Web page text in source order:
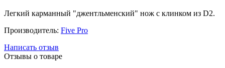
Легкий карманный "джентльменский" нож с клинком из D2.
Производитель: Five Pro
Написать отзыв
Отзывы о товаре